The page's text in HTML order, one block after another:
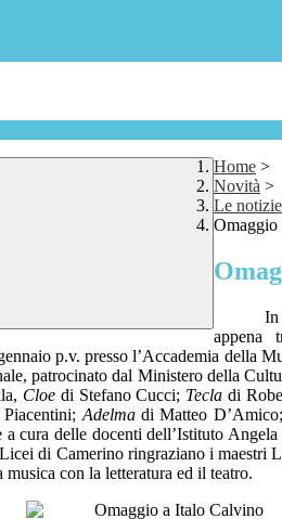
Home >
Novità >
Le notizie
In
appena
p.v. presso l’Accademia della
patrocinato dal Ministero della
Cloedi Stefano Cucci; Tecla di
Adelmadi Matteo D’Amico;
cura delle docenti dell’Istituto
di Camerino ringraziano i
con la letteratura ed il teatro.